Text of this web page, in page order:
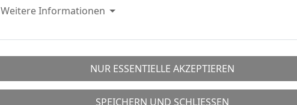
Soziales Ehrenamt
Weitere Informationen
NUR ESSENTIELLE AKZEPTIEREN
SPEICHERN UND SCHLIESSEN